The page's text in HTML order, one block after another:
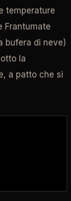
temperature
Frantumate
bufera di neve)
la
a patto che si